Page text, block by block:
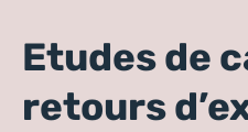
Etudes de
retours